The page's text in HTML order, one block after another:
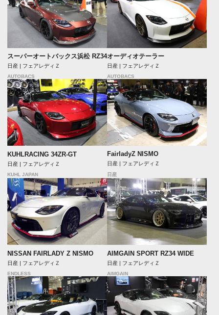
スーパーオートバックス浜松 RZ34
日産 | フェアレディＺ
AUTOBACS
オーディオテーラー
日産 | フェアレディＺ
AUTOBACS
KUHLRACING 34ZR-GT
日産 | フェアレディＺ
KUHL JAPAN
FairladyZ NISMO
日産 | フェアレディＺ
日産
NISSAN FAIRLADY Z NISMO
日産 | フェアレディＺ
ENDLESS
AIMGAIN SPORT RZ34 WIDE
日産 | フェアレディＺ
AIMGAIN